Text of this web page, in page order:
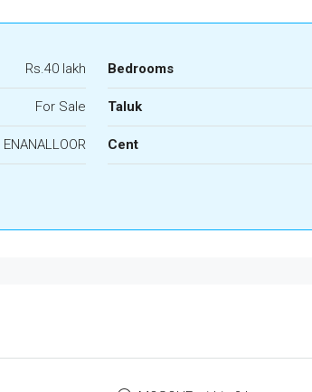
Rs.40 lakh Bedrooms
For Sale Taluk
ENANALLOOR Cent